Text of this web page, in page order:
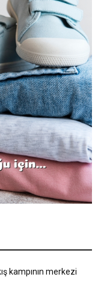
kampının merkezi